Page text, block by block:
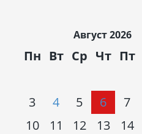
Август 2026
Пн Вт Ср Чт Пт
3
4 5 6 7
10
11 12 13 14